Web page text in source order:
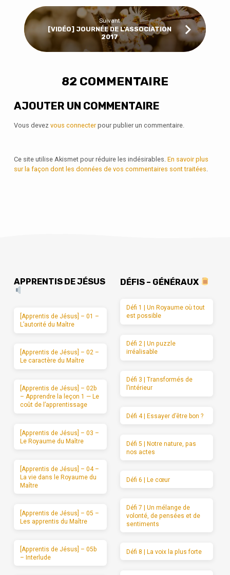
Suivant
[VIDÉO] JOURNÉE DE L'ASSOCIATION
2017
82 COMMENTAIRE
AJOUTER UN COMMENTAIRE
Vous devez vous connecterpour publier un commentaire.
Ce site utilise Akismet pour réduire les indésirables. En savoir plus
sur la façon dont les données de vos commentaires sont traitées
APPRENTIS DE JÉSUS
[Apprentis de Jésus] – 01 –
L’autorité du Maître
[Apprentis de Jésus] – 02 –
Le caractère du Maître
[Apprentis de Jésus] – 02b
– Apprendre la leçon 1 — Le
coût de l’apprentissage
[Apprentis de Jésus] – 03 –
Le Royaume du Maître
[Apprentis de Jésus] – 04 –
La vie dans le Royaume du
Maître
[Apprentis de Jésus] – 05 –
Les apprentis du Maître
[Apprentis de Jésus] – 05b
– Interlude
DÉFIS – GÉNÉRAUX
Défi 1 | Un Royaume où tout
est possible
Défi 2 | Un puzzle
irréalisable
Défi 3 | Transformés de
l’intérieur
Défi 4 | Essayer d’être bon ?
Défi 5 | Notre nature, pas
nos actes
Défi 6 | Le cœur
Défi 7 | Un mélange de
volonté, de pensées et de
sentiments
Défi 8 | La voix la plus forte